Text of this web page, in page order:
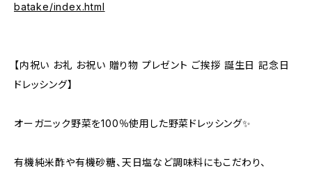
batake/index.html
【内祝い お礼 お祝い 贈り物 プレゼント ご挨拶 誕生日 記念日
ドレッシング】
オーガニック野菜を100％使用した野菜ドレッシング✨
有機純米酢や有機砂糖、天日塩など調味料にもこだわり、